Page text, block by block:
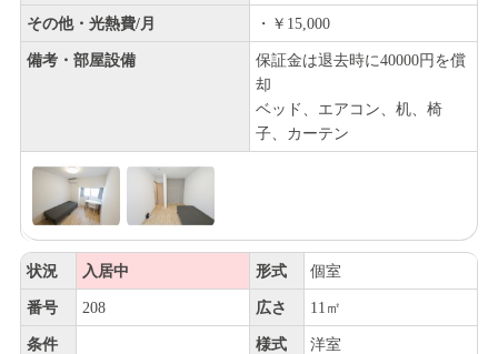
その他・光熱費/月 ・￥15,000
備考・部屋設備
保証金は退去時に40000円を償
却
ベッド、エアコン、机、椅
子、カーテン
状況 入居中 形式 個室
番号 208 広さ 11㎡
条件 様式 洋室